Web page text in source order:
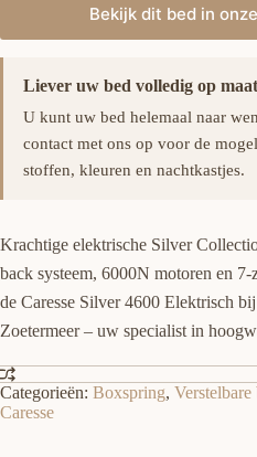
€2,395.00.
€2,145.00.
Bekijk dit bed in
Liever uw bed volledig op
U kunt uw bed helemaal naar
contact met ons op voor de
stoffen, kleuren en nachtkastjes.
Krachtige elektrische Silver
back systeem, 6000N motoren en
de Caresse Silver 4600 Elektrisch
Zoetermeer – uw specialist in
Categorieën: Boxspring,
Caresse